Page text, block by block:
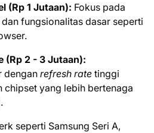
(Rp 1 Jutaan): Fokus pada
fungsionalitas dasar seperti
(Rp 2 - 3 Jutaan):
dengan refresh rate tinggi
chipset yang lebih bertenaga
seperti Samsung Seri A,